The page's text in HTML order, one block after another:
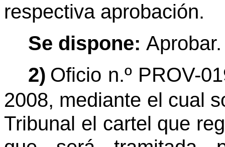
respectiva aprobación.
Se dispone: Aprobar.
2) Oficio n.º PROV-
2008, mediante el cual
Tribunal el cartel que